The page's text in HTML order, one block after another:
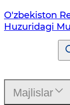
O'zbekiston
Huzuridagi
Majlislar